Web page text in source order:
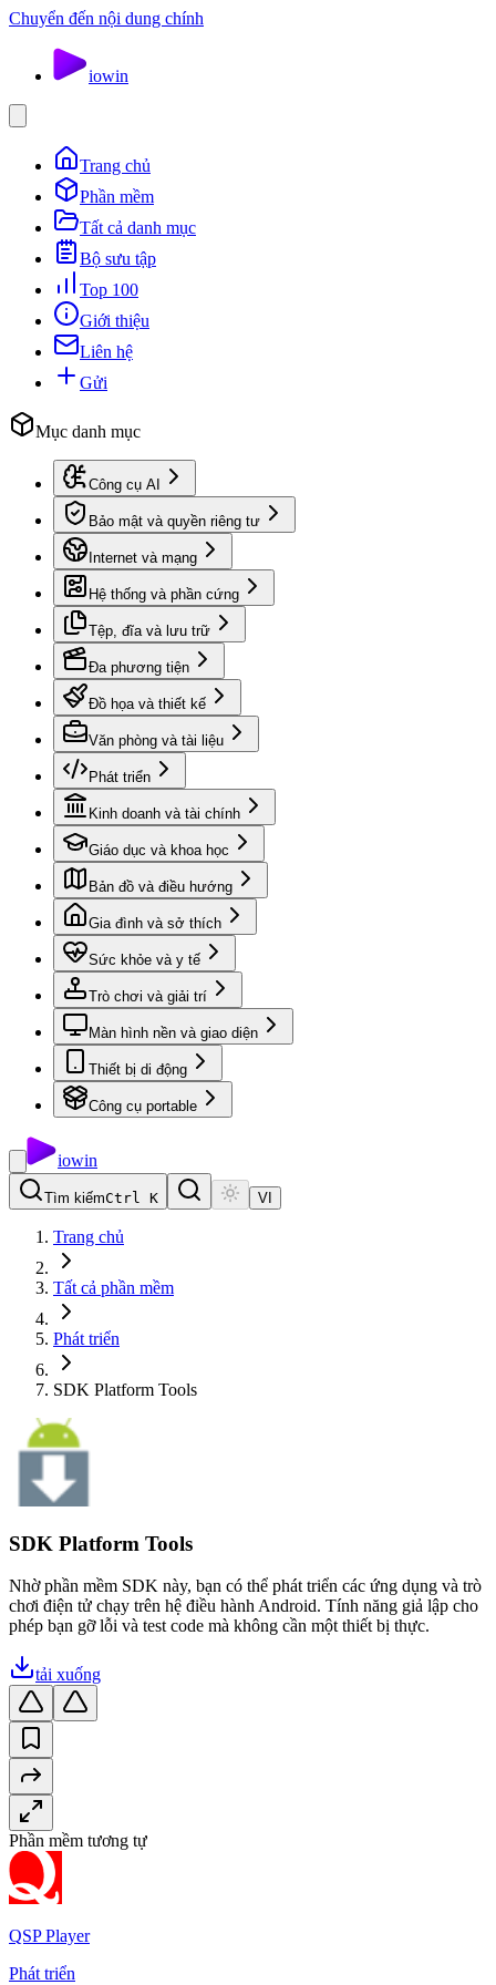
Chuyển đến nội dung chính
iowin
Trang chủ
Phần mềm
Tất cả danh mục
Bộ sưu tập
Top 100
Giới thiệu
Liên hệ
Gửi
Mục danh mục
Công cụ AI
Bảo mật và quyền riêng tư
Internet và mạng
Hệ thống và phần cứng
Tệp, đĩa và lưu trữ
Đa phương tiện
Đồ họa và thiết kế
Văn phòng và tài liệu
Phát triển
Kinh doanh và tài chính
Giáo dục và khoa học
Bản đồ và điều hướng
Gia đình và sở thích
Sức khỏe và y tế
Trò chơi và giải trí
Màn hình nền và giao diện
Thiết bị di động
Công cụ portable
iowin
Tìm kiếmCtrl K VI
Trang chủ
Tất cả phần mềm
Phát triển
SDK Platform Tools
SDK Platform Tools
Nhờ phần mềm SDK này, bạn có thể phát triển các ứng dụng và trò
chơi điện tử chạy trên hệ điều hành Android. Tính năng giả lập cho
phép bạn gỡ lỗi và test code mà không cần một thiết bị thực.
tải xuống
Phần mềm tương tự
QSP Player
Phát triển